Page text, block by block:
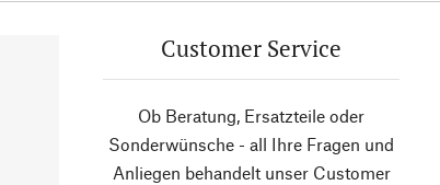
Customer Service
Ob Beratung, Ersatzteile oder
Sonderwünsche - all Ihre Fragen und
Anliegen behandelt unser Customer